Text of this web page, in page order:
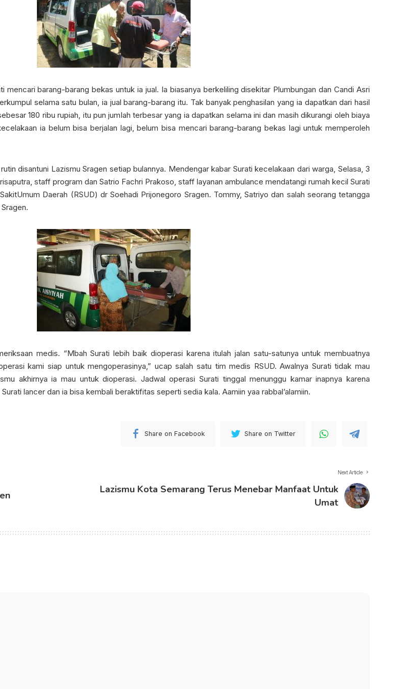
mencari barang-barang bekas untuk ia jual. Ia biasanya berkeliling disekitar Plumbungan dan Candi Asri
selama satu bulan, ia jual barang-barang itu. Tak banyak penghasilan yang ia dapatkan dari hasil
180 ribu rupiah, itu pun jumlah terbesar yang ia dapatkan selama ini dan masih dikurangi oleh biaya
ia belum bisa berjalan lagi, belum bisa mencari barang-barang bekas lagi untuk memperoleh
disantuni Lazismu Sragen setiap bulannya. Mendengar kabar Surati kecelakaan dari warga, Selasa, 3
staff program dan Satrio Fachri Prakoso, staff layanan ambulance mendatangi rumah kecil Surati
Daerah (RSUD) dr Soehadi Prijonegoro Sragen. Tommy, Satriyo dan salah seorang tetangga
medis. “Mbah Surati lebih baik dioperasi karena itulah jalan satu-satunya untuk membuatnya
kami siap untuk mengoperasinya,” ucap salah satu tim medis RSUD. Awalnya Surati tidak mau
akhirnya ia mau untuk dioperasi. Jadwal operasi Surati tinggal menunggu kamar inapnya karena
lancer dan ia bisa kembali beraktifitas seperti sedia kala. Aamiin yaa rabbal’alamiin.
Share on Facebook Share on Twitter
Next Article
Lazismu Kota Semarang Terus Menebar Manfaat Untuk
Umat